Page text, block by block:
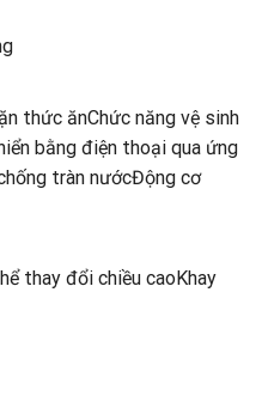
thức ănChức năng vệ sinh
bằng điện thoại qua ứng
tràn nướcĐộng cơ
thay đổi chiều caoKhay